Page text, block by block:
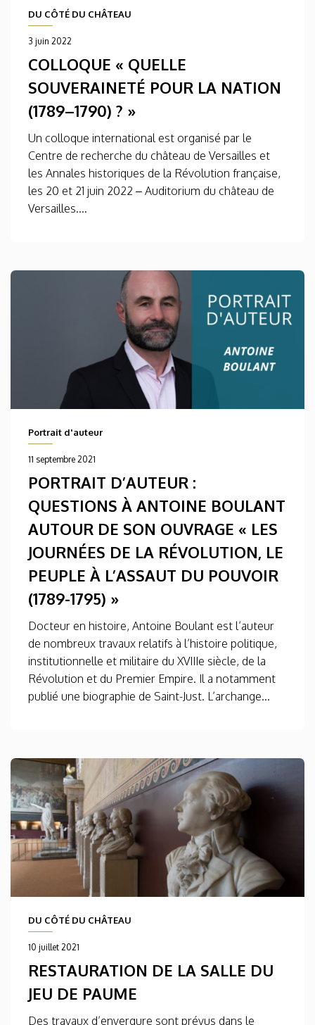
DU CÔTÉ DU CHÂTEAU
3 juin 2022
COLLOQUE « QUELLE
SOUVERAINETÉ POUR LA NATION
(1789–1790) ? »
Un colloque international est organisé par le
Centre de recherche du château de Versailles et
les Annales historiques de la Révolution française,
les 20 et 21 juin 2022 – Auditorium du château de
Versailles....
Portrait d'auteur
11 septembre 2021
PORTRAIT D’AUTEUR :
QUESTIONS À ANTOINE BOULANT
AUTOUR DE SON OUVRAGE « LES
JOURNÉES DE LA RÉVOLUTION, LE
PEUPLE À L’ASSAUT DU POUVOIR
(1789-1795) »
Docteur en histoire, Antoine Boulant est l’auteur
de nombreux travaux relatifs à l’histoire politique,
institutionnelle et militaire du XVIIIe siècle, de la
Révolution et du Premier Empire. Il a notamment
publié une biographie de Saint-Just. L’archange...
DU CÔTÉ DU CHÂTEAU
10 juillet 2021
RESTAURATION DE LA SALLE DU
JEU DE PAUME
Des travaux d’envergure sont prévus dans le